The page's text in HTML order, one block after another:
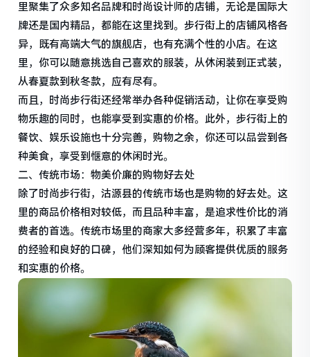
里聚集了众多知名品牌和时尚设计师的店铺，无论是国际大
牌还是国内精品，都能在这里找到。步行街上的店铺风格各
异，既有高端大气的旗舰店，也有充满个性的小店。在这
里，你可以随意挑选自己喜欢的服装，从休闲装到正式装，
从春夏款到秋冬款，应有尽有。
而且，时尚步行街还经常举办各种促销活动，让你在享受购
物乐趣的同时，也能享受到实惠的价格。此外，步行街上的
餐饮、娱乐设施也十分完善，购物之余，你还可以品尝到各
种美食，享受到惬意的休闲时光。
二、传统市场：物美价廉的购物好去处
除了时尚步行街，沽源县的传统市场也是购物的好去处。这
里的商品价格相对较低，而且品种丰富，是追求性价比的消
费者的首选。传统市场里的商家大多经营多年，积累了丰富
的经验和良好的口碑，他们深知如何为顾客提供优质的服务
和实惠的价格。